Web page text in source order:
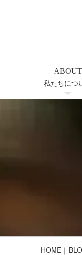
ABOUT
私たちにつ
HOME